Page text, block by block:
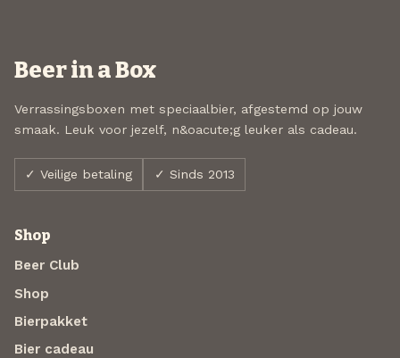
Beer in a Box
Verrassingsboxen met speciaalbier, afgestemd op jouw
smaak. Leuk voor jezelf, n&oacute;g leuker als cadeau.
✓ Veilige betaling ✓ Sinds 2013
Shop
Beer Club
Shop
Bierpakket
Bier cadeau